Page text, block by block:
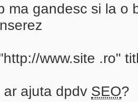
ma gandesc si la o
www.site .ro"
ar ajuta dpdv SEO?